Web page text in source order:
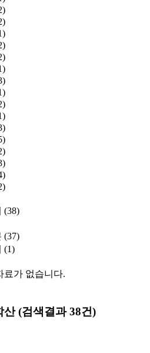
(38)
(37)
(1)
료가 없습니다.
산(검색결과 38건)